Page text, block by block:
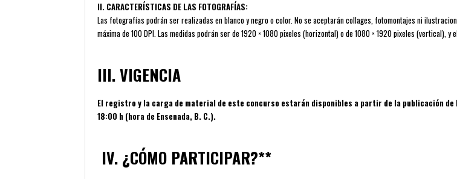
II. CARACTERÍSTICAS DE LAS FOTOGRAFÍAS:
Las fotografías podrán ser realizadas en blanco y negro o color. No se aceptarán collages, fotomontajes ni
máxima de 100 DPI. Las medidas podrán ser de 1920 × 1080 pixeles (horizontal) o de 1080 × 1920 pixeles (vertical), y
III. VIGENCIA
El registro y la carga de material de este concurso estarán disponibles a partir de la publicación
18:00 h (hora de Ensenada, B. C.).
IV. ¿CÓMO PARTICIPAR?**